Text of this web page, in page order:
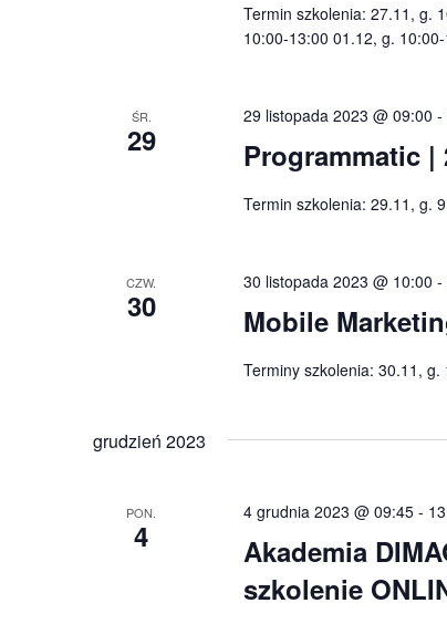
Termin szkolenia: 27.11, g.
10:00-13:00 01.12, g.
ŚR.
29 Programmatic |
29 listopada 2023 @ 09:00 -
Termin szkolenia: 29.11, g.
CZW.
30 Mobile
30 listopada 2023 @ 10:00 -
Terminy szkolenia: 30.11,
grudzień 2023
PON.
4
Akademia
szkolenie
4 grudnia 2023 @ 09:45-